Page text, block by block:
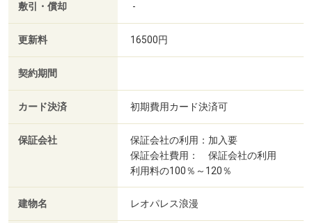
敷引・償却 -
更新料 16500円
契約期間
カード決済 初期費用カード決済可
保証会社
保証会社の利用：加入要
保証会社費用： 保証会社の利用
利用料の100％～120％
建物名 レオパレス浪漫